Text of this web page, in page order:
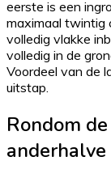
eerste is een
maximaal twintig
volledig vlakke
volledig in de
Voordeel van de
uitstap.
Rondom